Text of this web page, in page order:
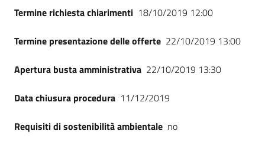
Termine richiesta chiarimenti 18/10/2019 12:00
Termine presentazione delle offerte 22/10/2019 13:00
Apertura busta amministrativa 22/10/2019 13:30
Data chiusura procedura 11/12/2019
Requisiti di sostenibilità ambientale no